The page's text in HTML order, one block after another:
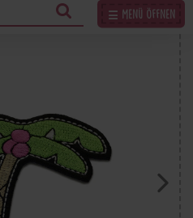
☰ Menü öffnen